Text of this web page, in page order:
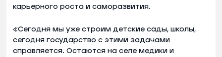
карьерного роста и саморазвития.
«Сегодня мы уже строим детские сады, школы,
сегодня государство с этими задачами
справляется. Остаются на селе медики и